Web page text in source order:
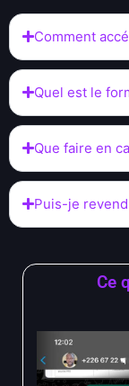
Comment
Quel est le
Que faire en
Puis-je
Ce